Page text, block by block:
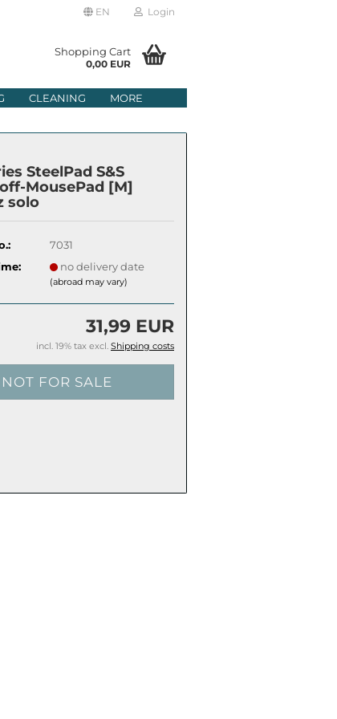
EN Login
Shopping Cart
0,00 EUR
CLEANING MORE
SteelPad S&S
MousePad [M]
solo
7031
no delivery date
(abroad may vary)
31,99 EUR
incl. 19% tax excl. Shipping costs